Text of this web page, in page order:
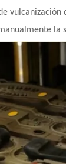
vulcanización
la